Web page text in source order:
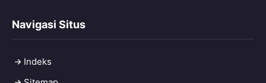
Navigasi Situs
Indeks